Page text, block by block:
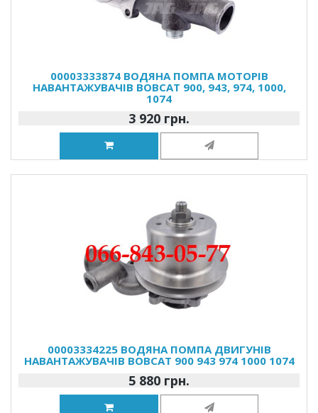
00003333874 ВОДЯНА ПОМПА МОТОРІВ
НАВАНТАЖУВАЧІВ BOBCAT 900, 943, 974, 1000,
1074
3 920 грн.
00003334225 ВОДЯНА ПОМПА ДВИГУНІВ
НАВАНТАЖУВАЧІВ BOBCAT 900 943 974 1000 1074
5 880 грн.